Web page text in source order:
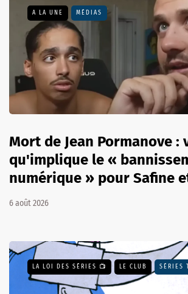
A LA UNE MÉDIAS
Mort de Jean Pormanove :
qu'implique le «
numérique » pour Safine
6 août 2026
LA LOI DES SÉRIES 📺 LE CLUB SÉRIES